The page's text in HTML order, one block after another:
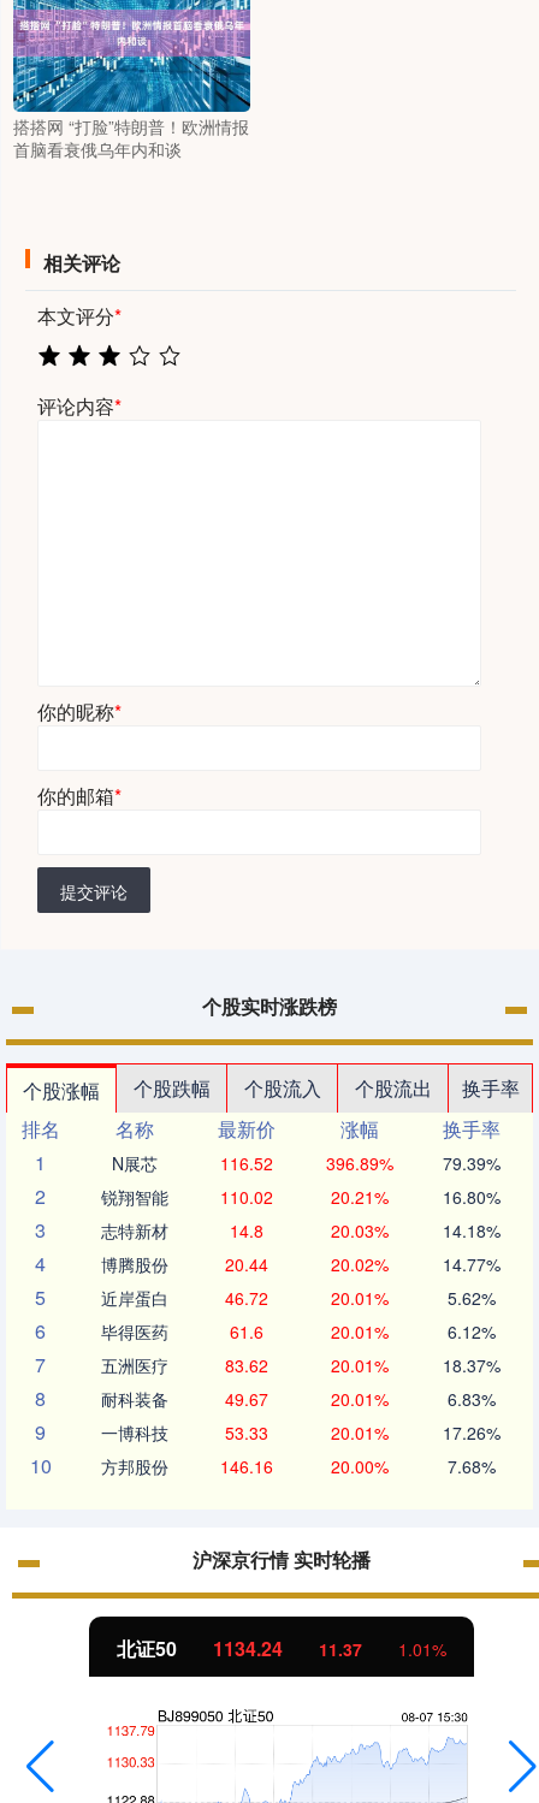
搭搭网 “打脸”特朗普！欧洲情报
首脑看衰俄乌年内和谈
相关评论
本文评分*
评论内容*
你的昵称*
你的邮箱*
提交评论
个股实时涨跌榜
个股涨幅 个股跌幅 个股流入 个股流出
换手率
排名
名称 最新价 涨幅
换手率
1
N展芯 116.52 396.89% 79.39%
2 锐翔智能 110.02 20.21% 16.80%
3 志特新材 14.8 20.03% 14.18%
4 博腾股份 20.44 20.02% 14.77%
5 近岸蛋白 46.72 20.01% 5.62%
6 毕得医药 61.6 20.01% 6.12%
7 五洲医疗 83.62 20.01% 18.37%
8 耐科装备 49.67 20.01% 6.83%
9 一博科技 53.33 20.01% 17.26%
10 方邦股份 146.16 20.00% 7.68%
沪深京行情 实时轮播
北证50 1134.24 11.37 1.01%